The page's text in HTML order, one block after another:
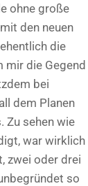
ohne große
den neuen
die
mir die Gegend
bei
dem Planen
Zu sehen wie
war wirklich
zwei oder drei
so